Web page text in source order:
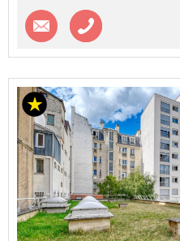
Contacter l'agence